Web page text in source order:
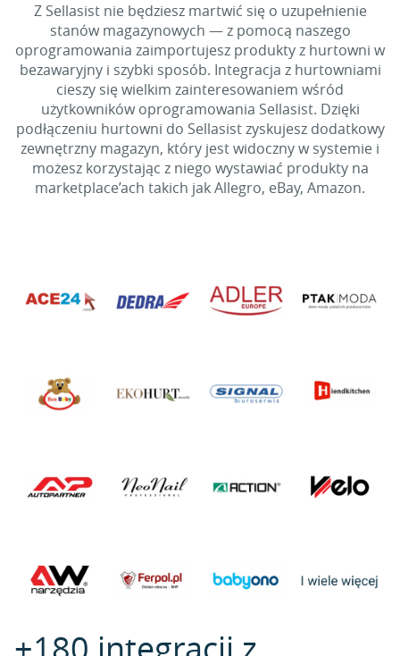
Z Sellasist nie będziesz martwić się o uzupełnienie
stanów magazynowych — z pomocą naszego
oprogramowania zaimportujesz produkty z hurtowni w
bezawaryjny i szybki sposób. Integracja z hurtowniami
cieszy się wielkim zainteresowaniem wśród
użytkowników oprogramowania Sellasist. Dzięki
podłączeniu hurtowni do Sellasist zyskujesz dodatkowy
zewnętrzny magazyn, który jest widoczny w systemie i
możesz korzystając z niego wystawiać produkty na
marketplace’ach takich jak Allegro, eBay, Amazon.